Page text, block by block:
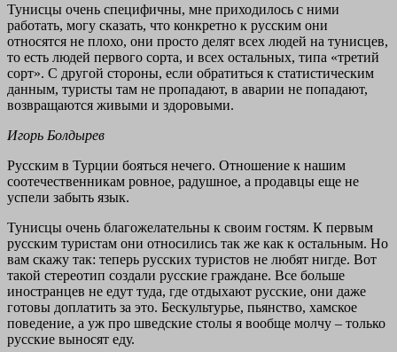
Тунисцы очень специфичны, мне приходилось с ними
работать, могу сказать, что конкретно к русским они
относятся не плохо, они просто делят всех людей на тунисцев,
то есть людей первого сорта, и всех остальных, типа «третий
сорт». С другой стороны, если обратиться к статистическим
данным, туристы там не пропадают, в аварии не попадают,
возвращаются живыми и здоровыми.
Игорь Болдырев
Русским в Турции бояться нечего. Отношение к нашим
соотечественникам ровное, радушное, а продавцы еще не
успели забыть язык.
Тунисцы очень благожелательны к своим гостям. К первым
русским туристам они относились так же как к остальным. Но
вам скажу так: теперь русских туристов не любят нигде. Вот
такой стереотип создали русские граждане. Все больше
иностранцев не едут туда, где отдыхают русские, они даже
готовы доплатить за это. Бескультурье, пьянство, хамское
поведение, а уж про шведские столы я вообще молчу – только
русские выносят еду.